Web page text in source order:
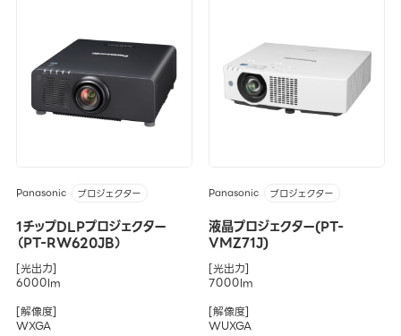
Panasonic プロジェクター
1チップDLPプロジェクター
（PT-RW620JB）
[光出力]
6000lm
[解像度]
WXGA
Panasonic プロジェクター
液晶プロジェクター(PT-
VMZ71J)
[光出力]
7000lm
[解像度]
WUXGA